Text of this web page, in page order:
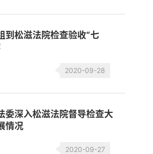
到松滋法院检查验收“七
2020-09-28
委深入松滋法院督导检查大
情况
2020-09-27